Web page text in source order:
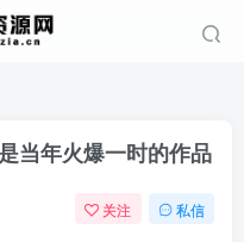
当年火爆一时的作品
关注 私信